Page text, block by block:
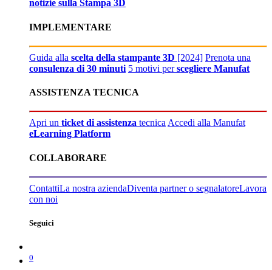
notizie sulla Stampa 3D
IMPLEMENTARE
Guida alla scelta della stampante 3D [2024] Prenota una
consulenza di 30 minuti 5 motivi perscegliere Manufat
ASSISTENZA TECNICA
Apri un ticket di assistenza tecnicaAccedi alla Manufat
eLearning Platform
COLLABORARE
ContattiLa nostra aziendaDiventa partner o segnalatoreLavora
con noi
Seguici
0